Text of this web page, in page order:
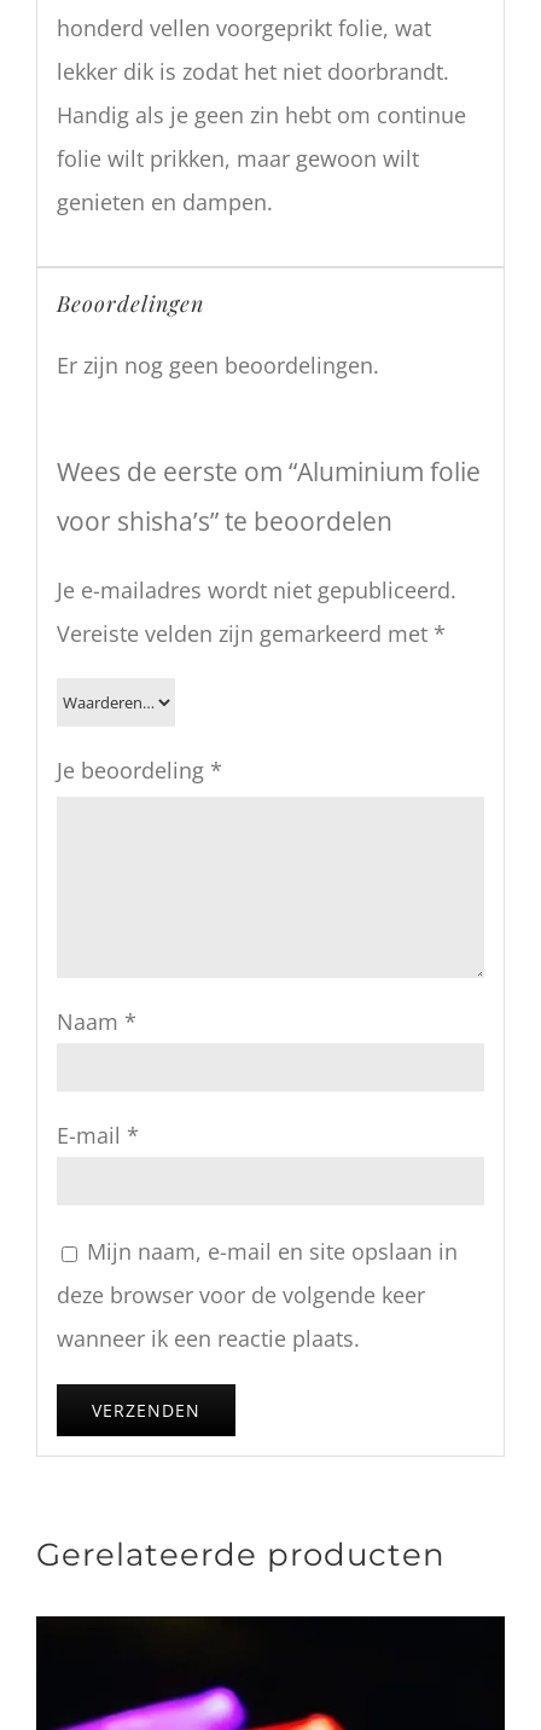
honderd vellen voorgeprikt folie, wat
lekker dik is zodat het niet doorbrandt.
Handig als je geen zin hebt om continue
folie wilt prikken, maar gewoon wilt
genieten en dampen.
Beoordelingen
Er zijn nog geen beoordelingen.
Wees de eerste om “Aluminium folie
voor shisha’s” te beoordelen
Je e-mailadres wordt niet gepubliceerd.
Vereiste velden zijn gemarkeerd met *
Je beoordeling *
Naam *
E-mail *
Mijn naam, e-mail en site opslaan in
deze browser voor de volgende keer
wanneer ik een reactie plaats.
Gerelateerde producten